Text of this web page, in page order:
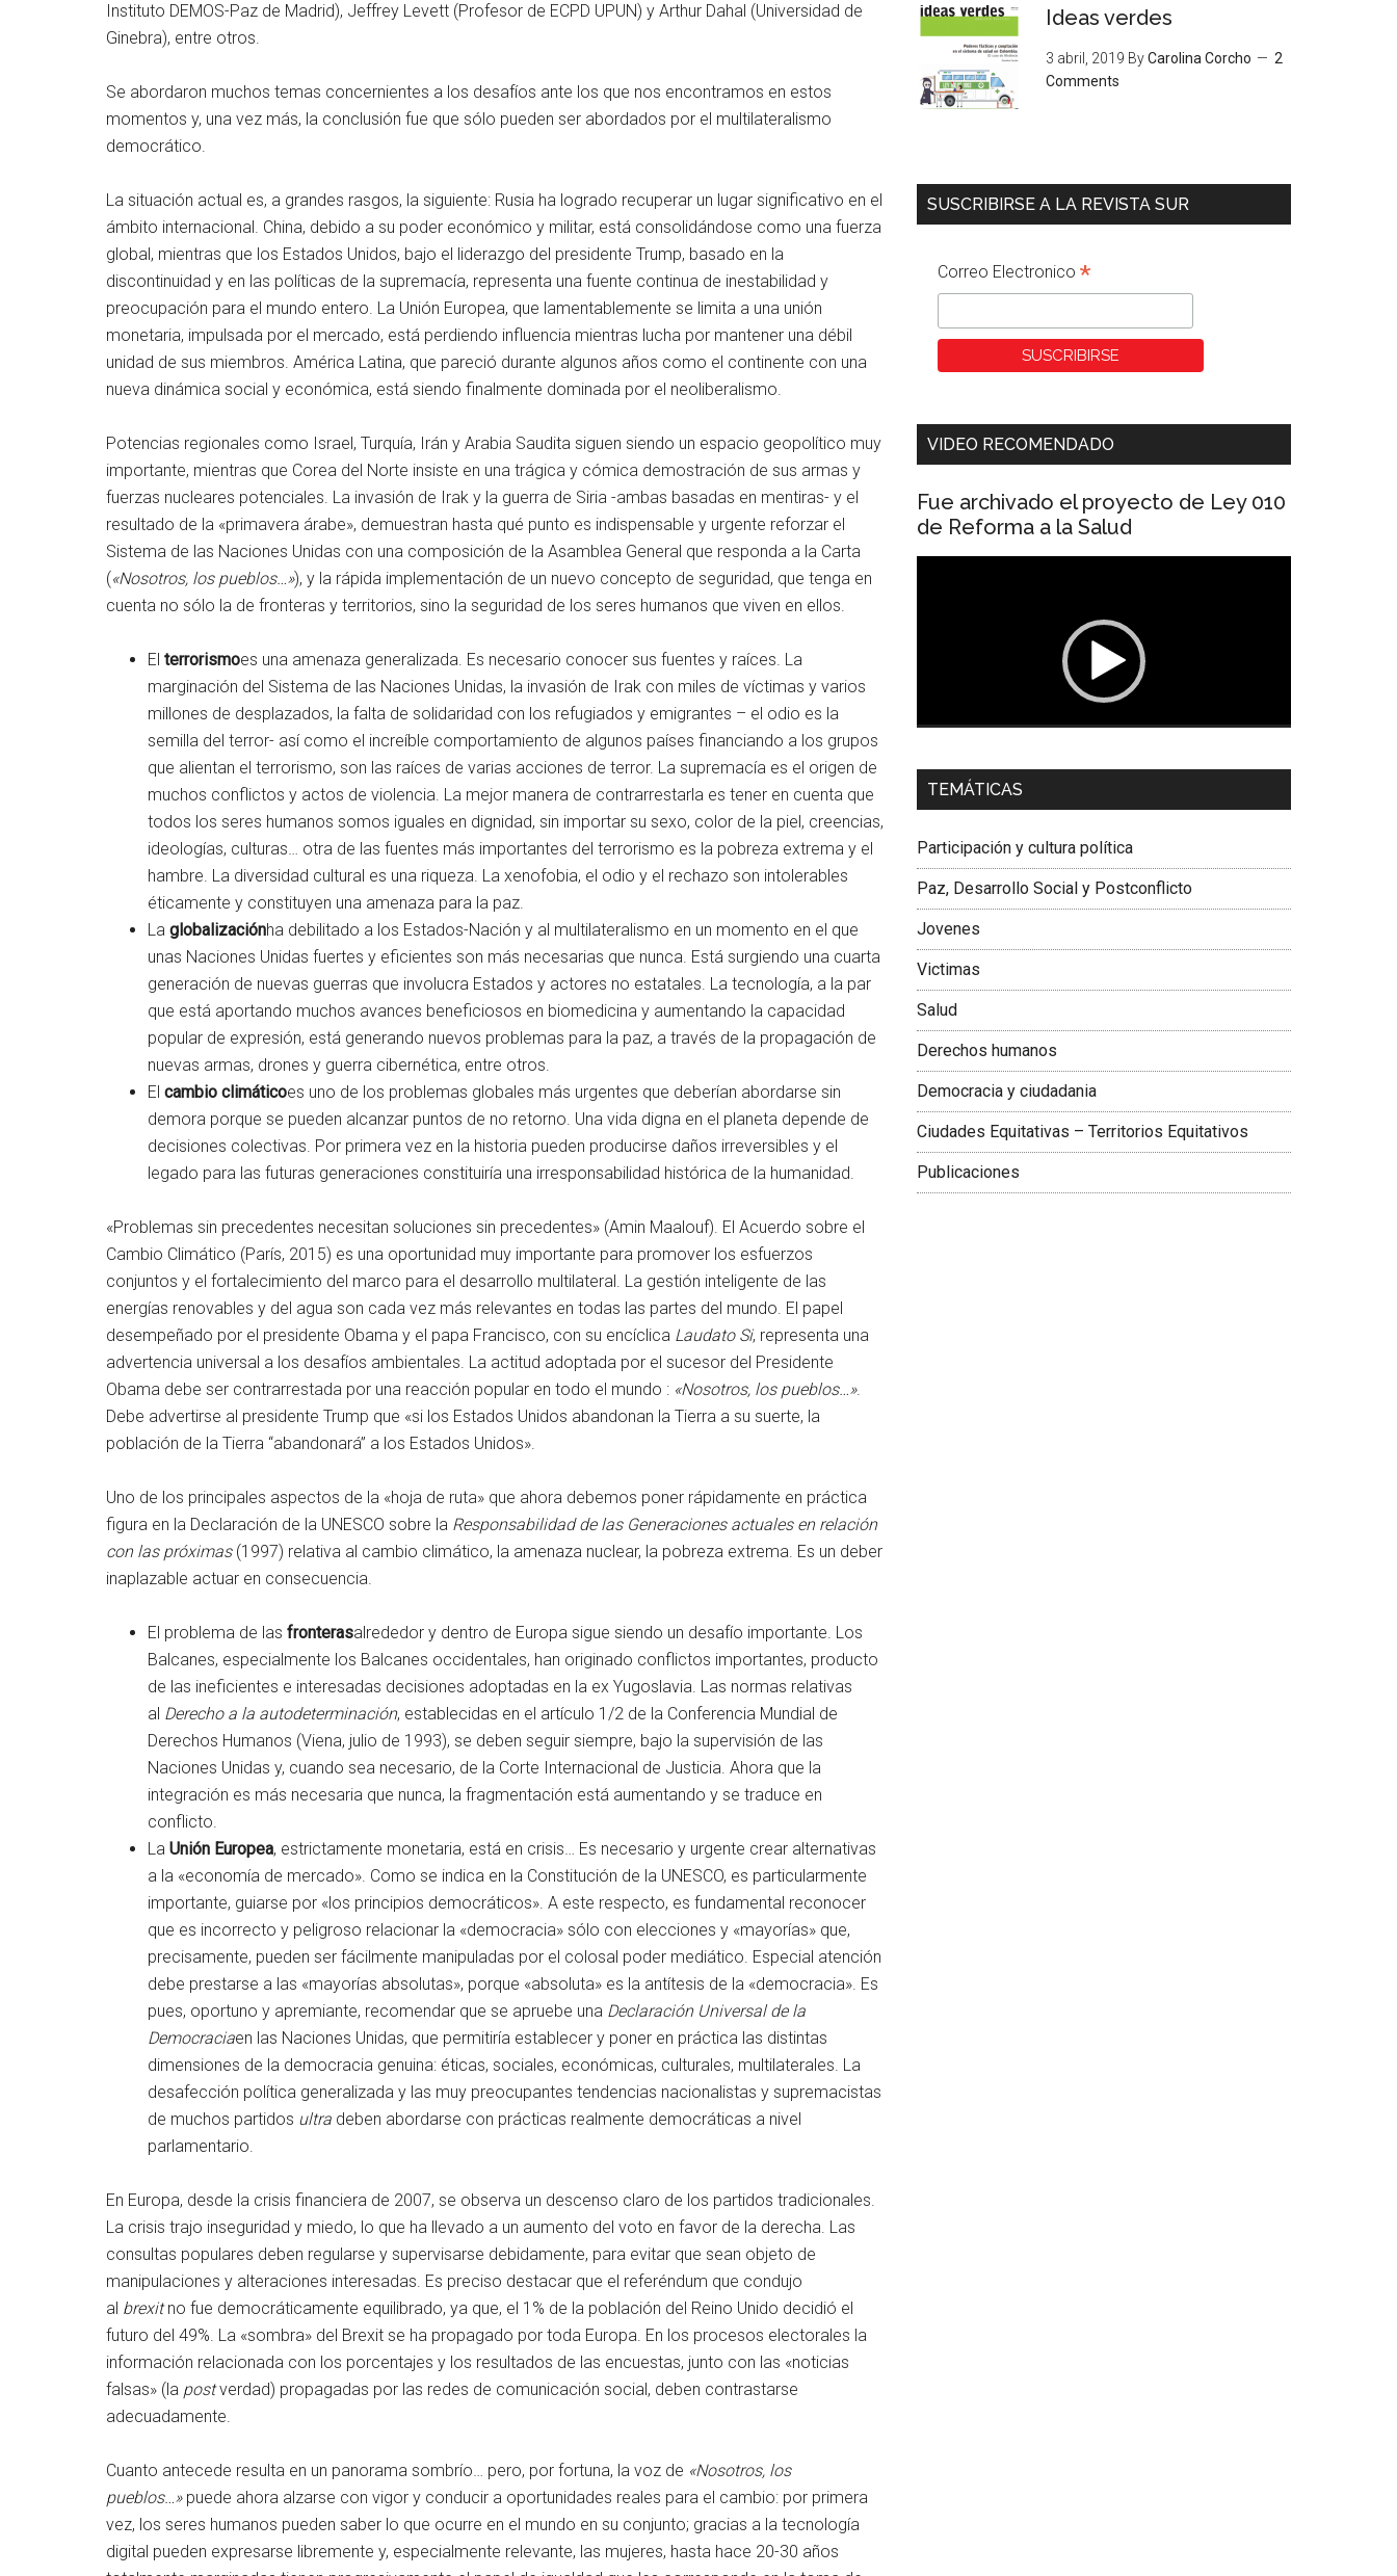
Instituto DEMOS-Paz de Madrid), Jeffrey Levett (Profesor de ECPD UPUN) y Arthur Dahal (Universidad de
Ginebra), entre otros.
Se abordaron muchos temas concernientes a los desafíos ante los que nos encontramos en estos
momentos y, una vez más, la conclusión fue que sólo pueden ser abordados por el multilateralismo
democrático.
La situación actual es, a grandes rasgos, la siguiente: Rusia ha logrado recuperar un lugar significativo en el
ámbito internacional. China, debido a su poder económico y militar, está consolidándose como una fuerza
global, mientras que los Estados Unidos, bajo el liderazgo del presidente Trump, basado en la
discontinuidad y en las políticas de la supremacía, representa una fuente continua de inestabilidad y
preocupación para el mundo entero. La Unión Europea, que lamentablemente se limita a una unión
monetaria, impulsada por el mercado, está perdiendo influencia mientras lucha por mantener una débil
unidad de sus miembros. América Latina, que pareció durante algunos años como el continente con una
nueva dinámica social y económica, está siendo finalmente dominada por el neoliberalismo.
Potencias regionales como Israel, Turquía, Irán y Arabia Saudita siguen siendo un espacio geopolítico muy
importante, mientras que Corea del Norte insiste en una trágica y cómica demostración de sus armas y
fuerzas nucleares potenciales. La invasión de Irak y la guerra de Siria -ambas basadas en mentiras- y el
resultado de la «primavera árabe», demuestran hasta qué punto es indispensable y urgente reforzar el
Sistema de las Naciones Unidas con una composición de la Asamblea General que responda a la Carta
(«Nosotros, los pueblos…»), y la rápida implementación de un nuevo concepto de seguridad, que tenga en
cuenta no sólo la de fronteras y territorios, sino la seguridad de los seres humanos que viven en ellos.
El terrorismoes una amenaza generalizada. Es necesario conocer sus fuentes y raíces. La
marginación del Sistema de las Naciones Unidas, la invasión de Irak con miles de víctimas y varios
millones de desplazados, la falta de solidaridad con los refugiados y emigrantes – el odio es la
semilla del terror- así como el increíble comportamiento de algunos países financiando a los grupos
que alientan el terrorismo, son las raíces de varias acciones de terror. La supremacía es el origen de
muchos conflictos y actos de violencia. La mejor manera de contrarrestarla es tener en cuenta que
todos los seres humanos somos iguales en dignidad, sin importar su sexo, color de la piel, creencias,
ideologías, culturas… otra de las fuentes más importantes del terrorismo es la pobreza extrema y el
hambre. La diversidad cultural es una riqueza. La xenofobia, el odio y el rechazo son intolerables
éticamente y constituyen una amenaza para la paz.
La globalizaciónha debilitado a los Estados-Nación y al multilateralismo en un momento en el que
unas Naciones Unidas fuertes y eficientes son más necesarias que nunca. Está surgiendo una cuarta
generación de nuevas guerras que involucra Estados y actores no estatales. La tecnología, a la par
que está aportando muchos avances beneficiosos en biomedicina y aumentando la capacidad
popular de expresión, está generando nuevos problemas para la paz, a través de la propagación de
nuevas armas, drones y guerra cibernética, entre otros.
El cambio climáticoes uno de los problemas globales más urgentes que deberían abordarse sin
demora porque se pueden alcanzar puntos de no retorno. Una vida digna en el planeta depende de
decisiones colectivas. Por primera vez en la historia pueden producirse daños irreversibles y el
legado para las futuras generaciones constituiría una irresponsabilidad histórica de la humanidad.
«Problemas sin precedentes necesitan soluciones sin precedentes» (Amin Maalouf). El Acuerdo sobre el
Cambio Climático (París, 2015) es una oportunidad muy importante para promover los esfuerzos
conjuntos y el fortalecimiento del marco para el desarrollo multilateral. La gestión inteligente de las
energías renovables y del agua son cada vez más relevantes en todas las partes del mundo. El papel
desempeñado por el presidente Obama y el papa Francisco, con su encíclica Laudato Si, representa una
advertencia universal a los desafíos ambientales. La actitud adoptada por el sucesor del Presidente
Obama debe ser contrarrestada por una reacción popular en todo el mundo : «Nosotros, los pueblos…».
Debe advertirse al presidente Trump que «si los Estados Unidos abandonan la Tierra a su suerte, la
población de la Tierra “abandonará” a los Estados Unidos».
Uno de los principales aspectos de la «hoja de ruta» que ahora debemos poner rápidamente en práctica
figura en la Declaración de la UNESCO sobre la Responsabilidad de las Generaciones actuales en relación
con las próximas(1997) relativa al cambio climático, la amenaza nuclear, la pobreza extrema. Es un deber
inaplazable actuar en consecuencia.
El problema de las fronterasalrededor y dentro de Europa sigue siendo un desafío importante. Los
Balcanes, especialmente los Balcanes occidentales, han originado conflictos importantes, producto
de las ineficientes e interesadas decisiones adoptadas en la ex Yugoslavia. Las normas relativas
al Derecho a la autodeterminación, establecidas en el artículo 1/2 de la Conferencia Mundial de
Derechos Humanos (Viena, julio de 1993), se deben seguir siempre, bajo la supervisión de las
Naciones Unidas y, cuando sea necesario, de la Corte Internacional de Justicia. Ahora que la
integración es más necesaria que nunca, la fragmentación está aumentando y se traduce en
conflicto.
La Unión Europea, estrictamente monetaria, está en crisis… Es necesario y urgente crear alternativas
a la «economía de mercado». Como se indica en la Constitución de la UNESCO, es particularmente
importante, guiarse por «los principios democráticos». A este respecto, es fundamental reconocer
que es incorrecto y peligroso relacionar la «democracia» sólo con elecciones y «mayorías» que,
precisamente, pueden ser fácilmente manipuladas por el colosal poder mediático. Especial atención
debe prestarse a las «mayorías absolutas», porque «absoluta» es la antítesis de la «democracia». Es
pues, oportuno y apremiante, recomendar que se apruebe una Declaración Universal de la
Democraciaen las Naciones Unidas, que permitiría establecer y poner en práctica las distintas
dimensiones de la democracia genuina: éticas, sociales, económicas, culturales, multilaterales. La
desafección política generalizada y las muy preocupantes tendencias nacionalistas y supremacistas
de muchos partidos ultra deben abordarse con prácticas realmente democráticas a nivel
parlamentario.
En Europa, desde la crisis financiera de 2007, se observa un descenso claro de los partidos tradicionales.
La crisis trajo inseguridad y miedo, lo que ha llevado a un aumento del voto en favor de la derecha. Las
consultas populares deben regularse y supervisarse debidamente, para evitar que sean objeto de
manipulaciones y alteraciones interesadas. Es preciso destacar que el referéndum que condujo
al brexitno fue democráticamente equilibrado, ya que, el 1% de la población del Reino Unido decidió el
futuro del 49%. La «sombra» del Brexit se ha propagado por toda Europa. En los procesos electorales la
información relacionada con los porcentajes y los resultados de las encuestas, junto con las «noticias
falsas» (la postverdad) propagadas por las redes de comunicación social, deben contrastarse
adecuadamente.
Cuanto antecede resulta en un panorama sombrío… pero, por fortuna, la voz de «Nosotros, los
pueblos…»puede ahora alzarse con vigor y conducir a oportunidades reales para el cambio: por primera
vez, los seres humanos pueden saber lo que ocurre en el mundo en su conjunto; gracias a la tecnología
digital pueden expresarse libremente y, especialmente relevante, las mujeres, hasta hace 20-30 años
Ideas verdes
3 abril, 2019 ByCarolina Corcho
2
Comments
SUSCRIBIRSE A LA REVISTA SUR
Correo Electronico *
VIDEO RECOMENDADO
Fue archivado el proyecto de Ley 010
de Reforma a la Salud
Dra. Carolina Corcho Mejía,
Latinoamericana Sur, Vicepresidenta Federación
TEMÁTICAS
Participación y cultura política
Paz, Desarrollo Social y Postconflicto
Jovenes
Victimas
Salud
Derechos humanos
Democracia y ciudadania
Ciudades Equitativas – Territorios Equitativos
Publicaciones